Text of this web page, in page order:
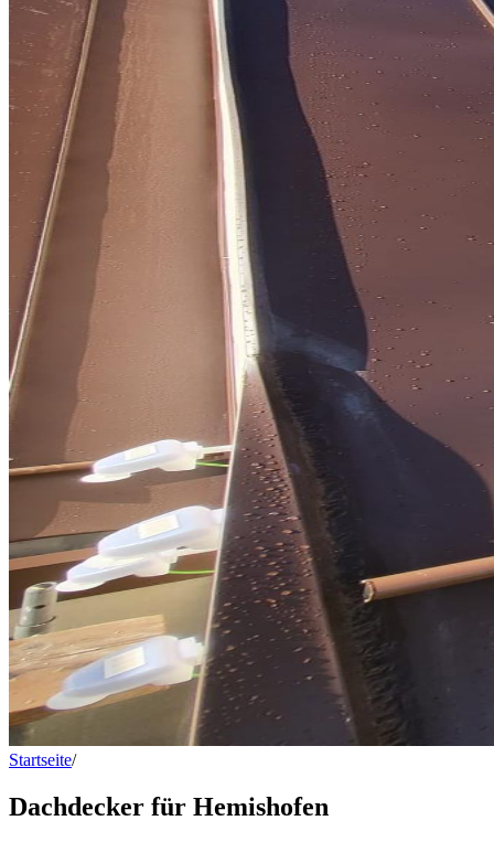
Startseite/Dachdecker für Hemishofen
Dachdecker für Hemishofen